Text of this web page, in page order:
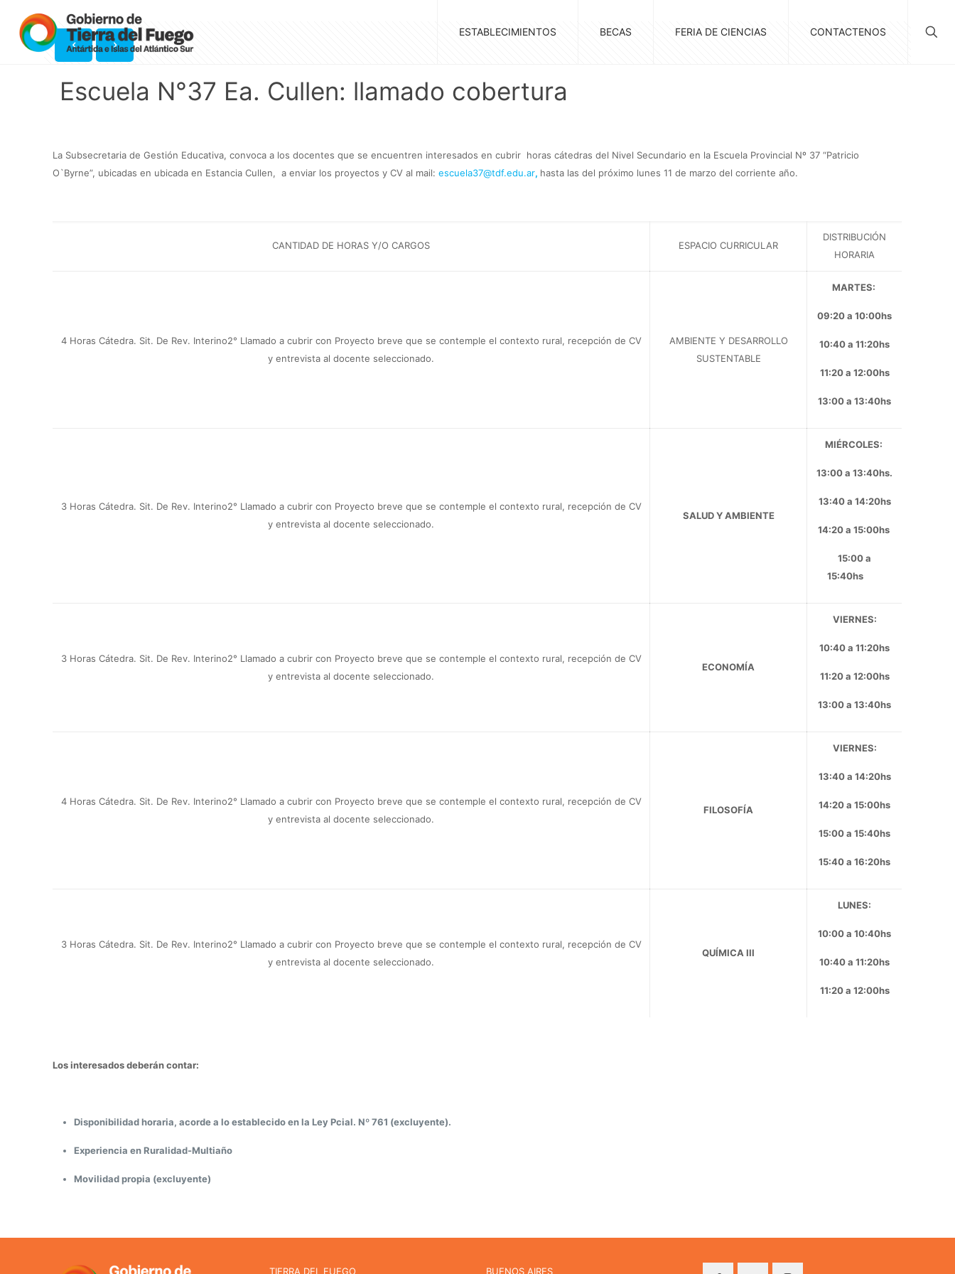
ESTABLECIMIENTOS BECAS FERIA DE CIENCIAS CONTACTENOS
Escuela N°37 Ea. Cullen: llamado cobertura
La Subsecretaria de Gestión Educativa, convoca a los docentes que se encuentren interesados en cubrir horas cátedras del Nivel Secundario en la Escuela Provincial Nº 37 “Patricio
O`Byrne”, ubicadas en ubicada en Estancia Cullen, a enviar los proyectos y CV al mail:escuela37@tdf.edu.ar, hasta las del próximo lunes 11 de marzo del corriente año.
CANTIDAD DE HORAS Y/O CARGOS ESPACIO CURRICULAR
DISTRIBUCIÓN
HORARIA
4 Horas Cátedra. Sit. De Rev. Interino2° Llamado a cubrir con Proyecto breve que se contemple el contexto rural, recepción de CV
y entrevista al docente seleccionado.
AMBIENTE Y DESARROLLO
SUSTENTABLE
MARTES:
09:20 a 10:00hs
10:40 a 11:20hs
11:20 a 12:00hs
13:00 a 13:40hs
3 Horas Cátedra. Sit. De Rev. Interino2° Llamado a cubrir con Proyecto breve que se contemple el contexto rural, recepción de CV
y entrevista al docente seleccionado.
SALUD Y AMBIENTE
MIÉRCOLES:
13:00 a 13:40hs.
13:40 a 14:20hs
14:20 a 15:00hs
15:00 a
15:40hs
3 Horas Cátedra. Sit. De Rev. Interino2° Llamado a cubrir con Proyecto breve que se contemple el contexto rural, recepción de CV
y entrevista al docente seleccionado.
ECONOMÍA
VIERNES:
10:40 a 11:20hs
11:20 a 12:00hs
13:00 a 13:40hs
4 Horas Cátedra. Sit. De Rev. Interino2° Llamado a cubrir con Proyecto breve que se contemple el contexto rural, recepción de CV
y entrevista al docente seleccionado.
FILOSOFÍA
VIERNES:
13:40 a 14:20hs
14:20 a 15:00hs
15:00 a 15:40hs
15:40 a 16:20hs
3 Horas Cátedra. Sit. De Rev. Interino2° Llamado a cubrir con Proyecto breve que se contemple el contexto rural, recepción de CV
y entrevista al docente seleccionado.
QUÍMICA III
LUNES:
10:00 a 10:40hs
10:40 a 11:20hs
11:20 a 12:00hs
Los interesados deberán contar:
Disponibilidad horaria, acorde a lo establecido en la Ley Pcial. Nº 761 (excluyente).
Experiencia en Ruralidad-Multiaño
Movilidad propia (excluyente)
TIERRA DEL FUEGO BUENOS AIRES